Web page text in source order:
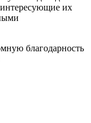
интересующие их
благодарность